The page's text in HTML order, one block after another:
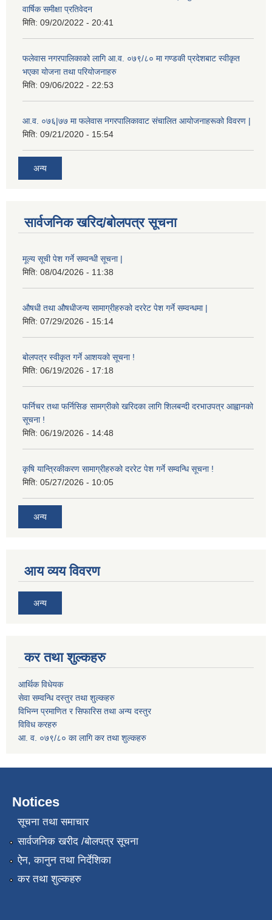
वार्षिक समीक्षा प्रतिवेदन
मिति: 09/20/2022 - 20:41
फलेवास नगरपालिकाको लागि आ.व. ०७९/८० मा गण्डकी प्रदेशबाट स्वीकृत
भएका योजना तथा परियोजनाहरु
मिति: 09/06/2022 - 22:53
आ.व. ०७६|७७ मा फलेवास नगरपालिकावाट संचालित आयोजनाहरूको विवरण |
मिति: 09/21/2020 - 15:54
अन्य
सार्वजनिक खरिद/बोलपत्र सूचना
मूल्य सूची पेश गर्ने सम्वन्धी सूचना |
मिति: 08/04/2026 - 11:38
औषधी तथा औषधीजन्य सामाग्रीहरुको दररेट पेश गर्ने सम्वन्धमा |
मिति: 07/29/2026 - 15:14
बोलपत्र स्वीकृत गर्ने आशयको सूचना !
मिति: 06/19/2026 - 17:18
फर्निचर तथा फर्निसिङ सामग्रीको खरिदका लागि शिलबन्दी दरभाउपत्र आह्वानको
सूचना !
मिति: 06/19/2026 - 14:48
कृषि यान्त्रिकीकरण सामाग्रीहरुको दररेट पेश गर्ने सम्वन्धि सूचना !
मिति: 05/27/2026 - 10:05
अन्य
आय व्यय विवरण
अन्य
कर तथा शुल्कहरु
आर्थिक विधेयक
सेवा सम्वन्धि दस्तुर तथा शुल्कहरु
विभिन्न प्रमाणित र सिफारिस तथा अन्य दस्तुर
विविध करहरु
आ. व. ०७९/८० का लागि कर तथा शुल्कहरु
Notices
सूचना तथा समाचार
सार्वजनिक खरीद /बोलपत्र सूचना
ऐन, कानुन तथा निर्देशिका
कर तथा शुल्कहरु